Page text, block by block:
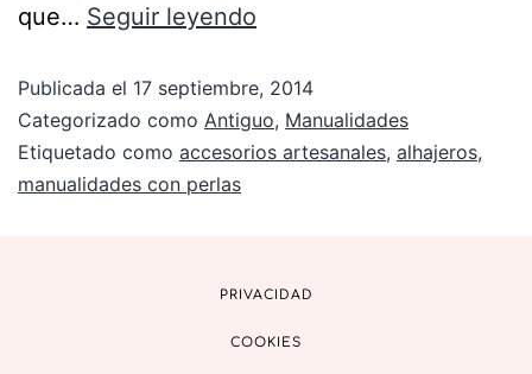
que… Seguir leyendo
Publicada el 17 septiembre, 2014
Categorizado como Antiguo, Manualidades
Etiquetado como accesorios artesanales, alhajeros,
manualidades con perlas
PRIVACIDAD
COOKIES